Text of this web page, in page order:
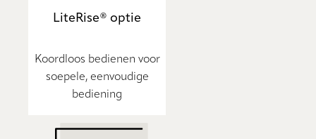
LiteRise® optie
Koordloos bedienen voor
soepele, eenvoudige
bediening